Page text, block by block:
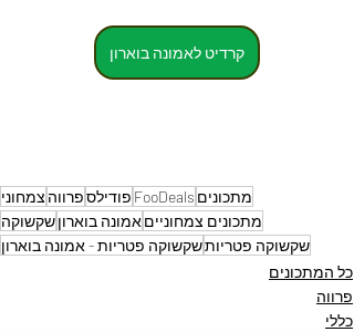
קרדיט לאמונה בוארון
מתכונים FooDeals פודילספרווה צמחוני
מתכונים צמחונייםאמונה בוארוןשקשוקה
שקשוקה פטריותשקשוקה פטריות - אמונה בוארון
כל המתכונים
פרווה
כללי